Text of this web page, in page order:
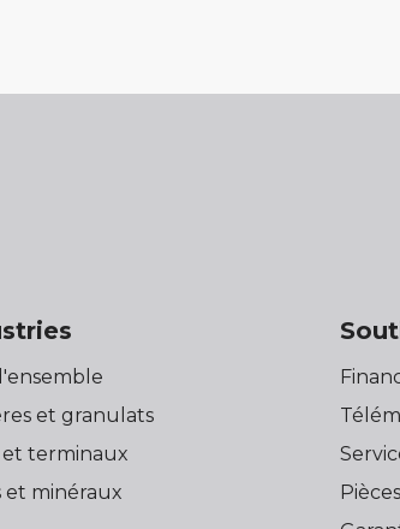
et granulats
et terminaux
et minéraux